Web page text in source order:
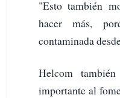
"Esto también
hacer más,
contaminada
Helcom
importante al